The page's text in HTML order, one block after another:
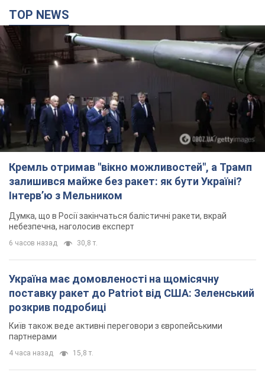
TOP NEWS
Кремль отримав "вікно можливостей", а Трамп
залишився майже без ракет: як бути Україні?
Інтерв’ю з Мельником
Думка, що в Росії закінчаться балістичні ракети, вкрай
небезпечна, наголосив експерт
6 часов назад 30,8 т.
Україна має домовленості на щомісячну
поставку ракет до Patriot від США: Зеленський
розкрив подробиці
Київ також веде активні переговори з європейськими
партнерами
4 часа назад 15,8 т.